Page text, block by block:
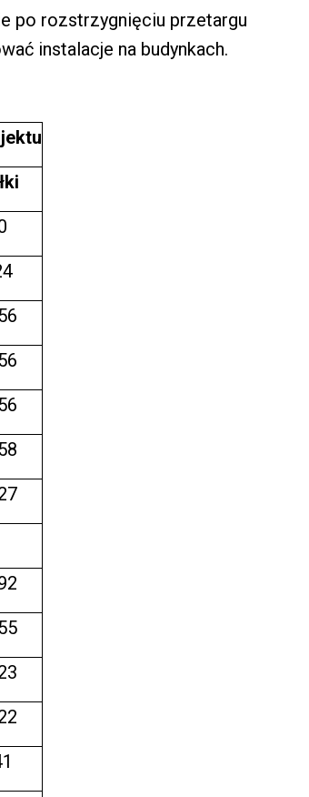
po rozstrzygnięciu przetargu
instalacje na budynkach.